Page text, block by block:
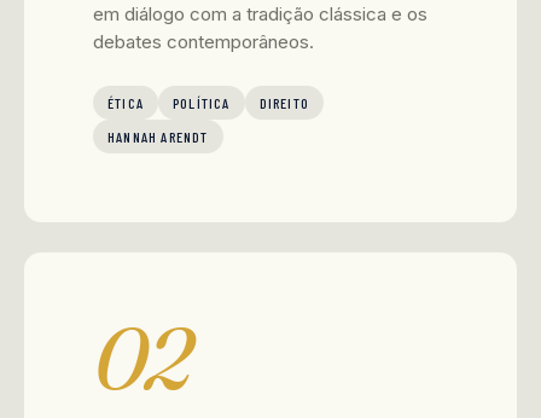
em diálogo com a tradição clássica e os
debates contemporâneos.
ÉTICA POLÍTICA
DIREITO
HANNAH ARENDT
02